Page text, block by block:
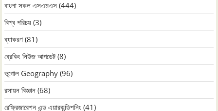
বাংলা সকল এসএমএস (444)
বিশ্ব পরিচয় (3)
ব্যাকরণ (81)
ব্রেকিং নিউজ আপডেট (8)
ভূগোল Geography (96)
রসায়ন বিজ্ঞান (68)
রেফ্রিজারেশন এন্ড এয়ারকন্ডিশনিং (41)